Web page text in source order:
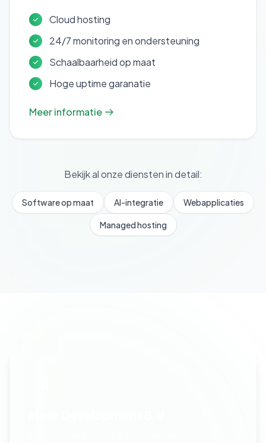
Cloud hosting
24/7 monitoring en ondersteuning
Schaalbaarheid op maat
Hoge uptime garanatie
Meer informatie
Bekijk al onze diensten in detail:
Software op maat AI-integratie Webapplicaties
Managed hosting